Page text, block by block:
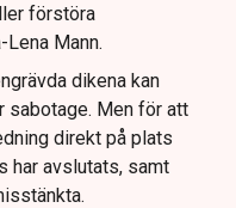
förstöra
Mann.
dikena kan
sabotage. Men för att
direkt på plats
har avslutats, samt